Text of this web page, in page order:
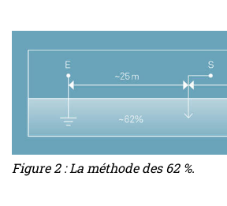
Figure 2 : La méthode des 62 %.